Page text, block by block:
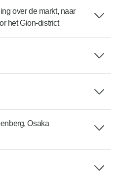
over de markt, naar
het Gion-district
Osaka